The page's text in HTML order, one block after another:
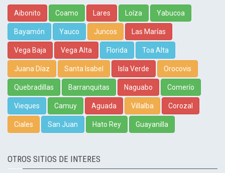
Aibonito Coamo Lares Loíza Yabucoa
Bayamón Yauco Juncos Las Marías
Vega Baja Vega Alta Florida Toa Alta
Juana Díaz Santa Isabel Isla Verde Orocovis
Quebradillas Barranquitas Naguabo Comerío
Vieques Camuy Aguada Villalba Corozal
Ciales San Juan Hato Rey Guayanilla
OTROS SITIOS DE INTERES